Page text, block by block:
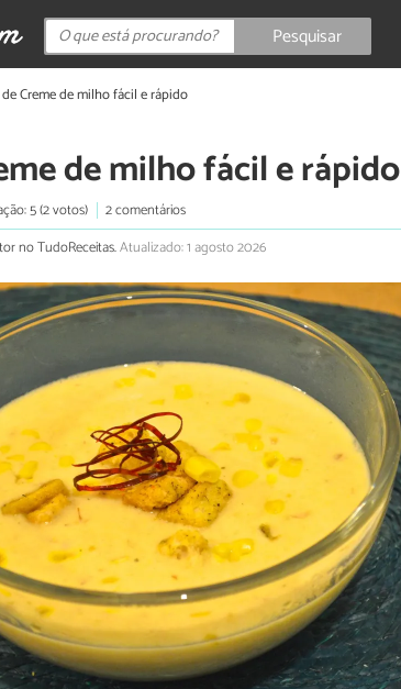
Pesquisar
Creme de milho fácil e rápido
de milho fácil e rápido
5 (2 votos)
2 comentários
no TudoReceitas.Atualizado: 1 agosto 2026